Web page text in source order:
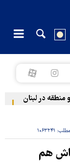
در لبنان
۱۰۶۳۲۴۱
هم